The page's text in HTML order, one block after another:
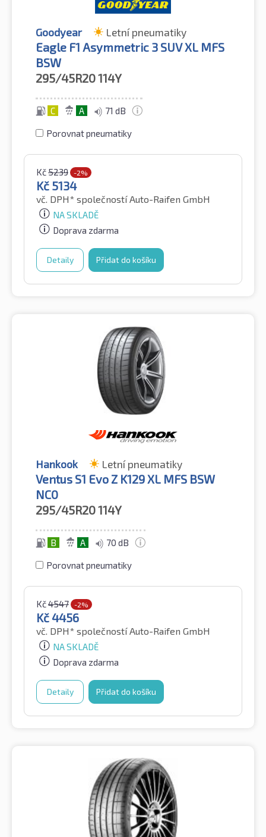
Goodyear Letní pneumatiky
Eagle F1 Asymmetric 3 SUV XL MFS
BSW
295/45R20114Y
C A 71 dB
Porovnat pneumatiky
Kč5239 -2%
Kč 5134
vč. DPH* společností Auto-Raifen GmbH
NA SKLADĚ
Doprava zdarma
Detaily Přidat do košíku
Hankook Letní pneumatiky
Ventus S1 Evo Z K129 XL MFS BSW
NC0
295/45R20114Y
B A 70 dB
Porovnat pneumatiky
Kč4547 -2%
Kč4456
vč. DPH* společností Auto-Raifen GmbH
NA SKLADĚ
Doprava zdarma
Detaily Přidat do košíku